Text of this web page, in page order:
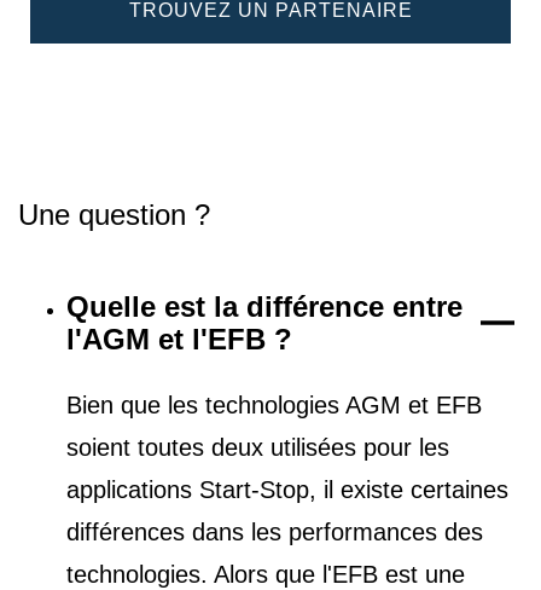
TROUVEZ UN PARTENAIRE
Une question ?
Quelle est la différence entre
l'AGM et l'EFB ?
Bien que les technologies AGM et EFB
soient toutes deux utilisées pour les
applications Start-Stop, il existe certaines
différences dans les performances des
technologies. Alors que l'EFB est une